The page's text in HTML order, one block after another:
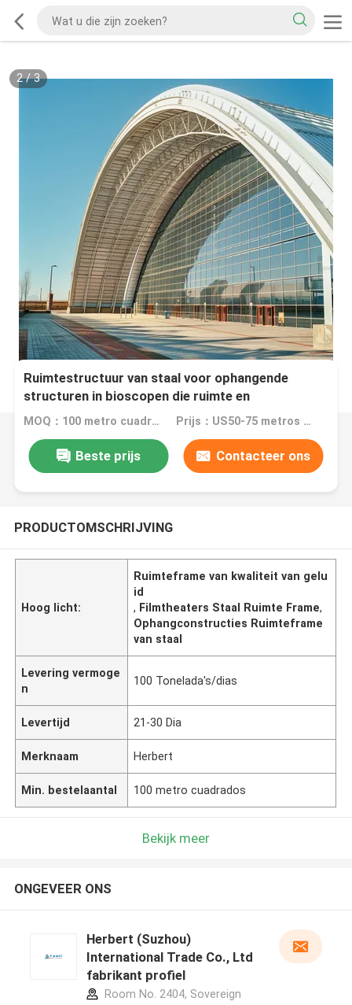
2/3
Ruimtestructuur van staal voor ophangende
structuren in bioscopen die ruimte en
geluidskwaliteit maximaliseren
MOQ：100 metro cuadrados Prijs：US50-75 metros cuadrados
Beste prijs Contacteer ons
PRODUCTOMSCHRIJVING
Hoog licht:
Ruimteframe van kwaliteit van gelu
id
, Filmtheaters Staal Ruimte Frame,
Ophangconstructies Ruimteframe
van staal
Levering vermoge
n
100 Tonelada's/dias
Levertijd 21-30 Dia
Merknaam Herbert
Min. bestelaantal 100 metro cuadrados
Bekijk meer
ONGEVEER ONS
Herbert (Suzhou)
International Trade Co., Ltd
fabrikant profiel
Room No. 2404, Sovereign